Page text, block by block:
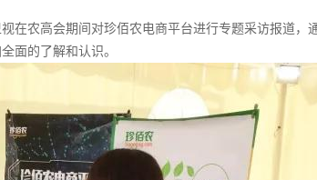
农高会期间对珍佰农电商平台进行专题采访报道，
面的了解和认识。